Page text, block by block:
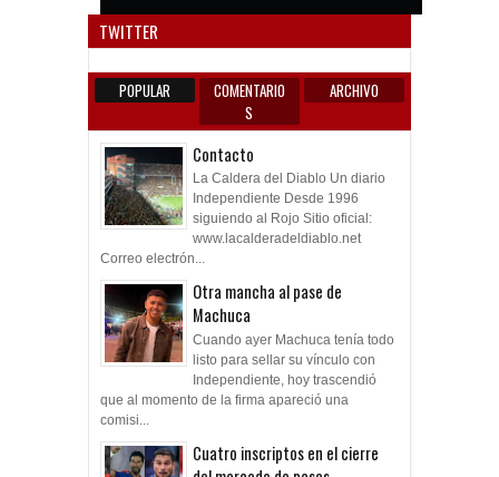
TWITTER
POPULAR
COMENTARIO
S
ARCHIVO
Contacto
La Caldera del Diablo Un diario
Independiente Desde 1996
siguiendo al Rojo Sitio oficial:
www.lacalderadeldiablo.net
Correo electrón...
Otra mancha al pase de
Machuca
Cuando ayer Machuca tenía todo
listo para sellar su vínculo con
Independiente, hoy trascendió
que al momento de la firma apareció una
comisi...
Cuatro inscriptos en el cierre